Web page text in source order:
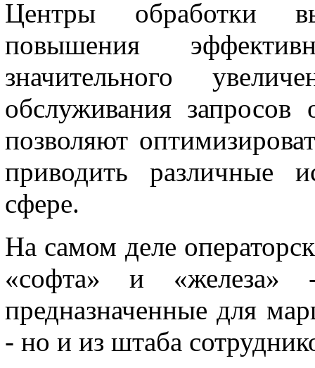
Центры обработки
повышения
значительного
обслуживания
позволяют
приводить различные
сфере.
На самом деле
«софта» и «железа»
предназначенные для
- но и из штаба